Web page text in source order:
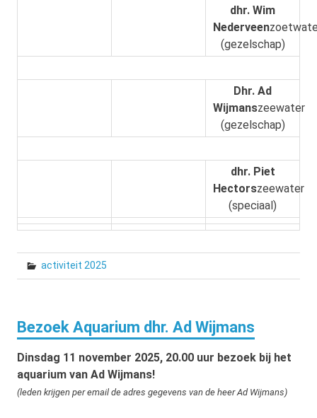
dhr. Wim
Nederveen
(gezelschap)
Dhr. Ad
Wijmanszeewater
(gezelschap)
dhr. Piet
Hectorszeewater
(speciaal)
activiteit 2025
Bezoek Aquarium dhr. Ad Wijmans
Dinsdag 11 november 2025, 20.00 uur bezoek bij het
aquarium van Ad Wijmans!
(leden krijgen per email de adres gegevens van de heer Ad Wijmans)